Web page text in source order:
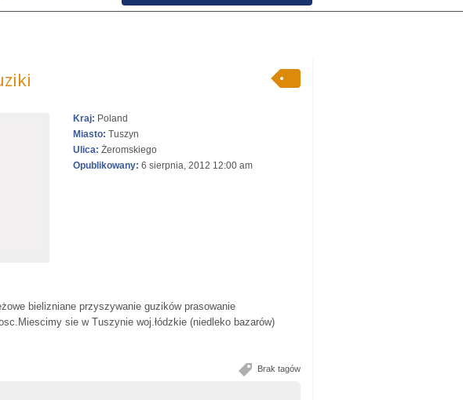
Kraj: Poland
Miasto: Tuszyn
Ulica: Żeromskiego
Opublikowany: 6 sierpnia, 2012 12:00 am
bielizniane przyszywanie guzików prasowanie
sie w Tuszynie woj.łódzkie (niedleko bazarów)
Brak tagów